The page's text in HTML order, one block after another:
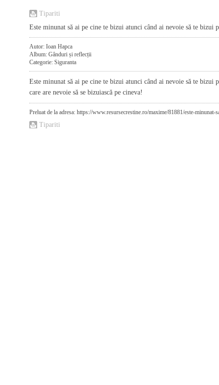
Tipariti
Este minunat să ai pe cine te bizui atunci când ai nevoie să te bizui
Autor: Ioan Hapca
Album: Gânduri și reflecții
Categorie: Siguranta
Este minunat să ai pe cine te bizui atunci când ai nevoie să te bizui
care are nevoie să se bizuiască pe cineva!
Preluat de la adresa: https://www.resursecrestine.ro/maxime/81881/este-
Tipariti